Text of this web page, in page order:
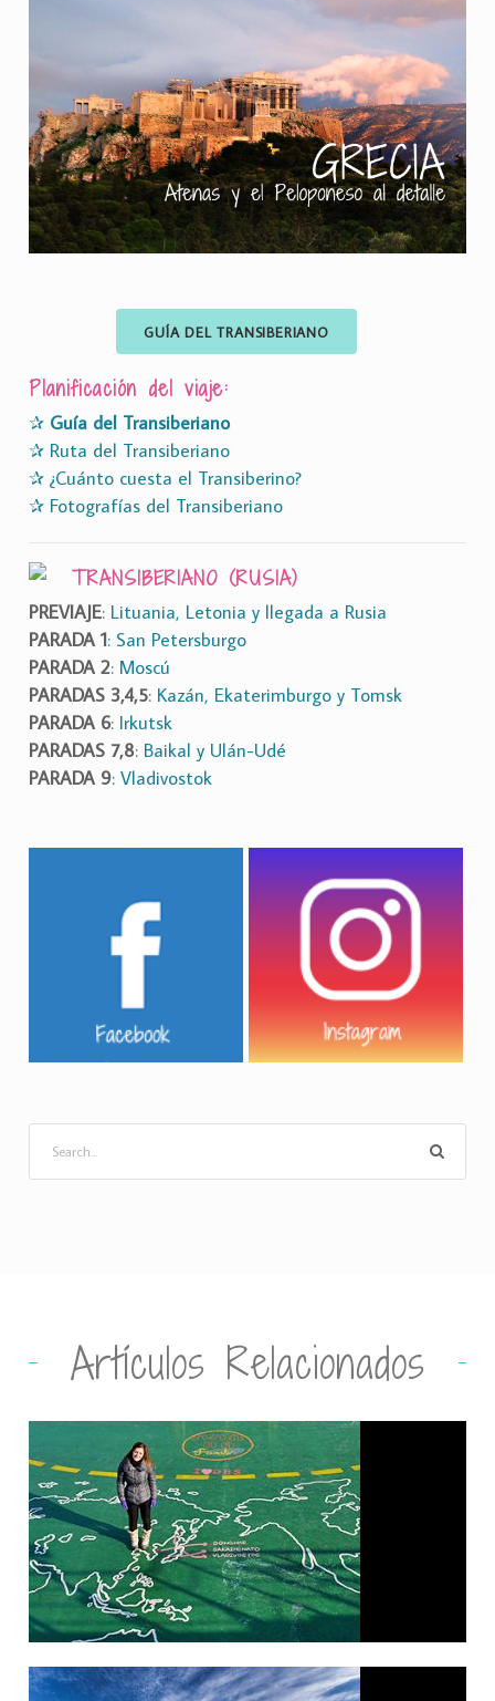
GUÍA DEL TRANSIBERIANO
Planificación del viaje:
✰ Guía del Transiberiano
✰ Ruta del Transiberiano
✰ ¿Cuánto cuesta el Transiberino?
✰ Fotografías del Transiberiano
TRANSIBERIANO (RUSIA)
PREVIAJE: Lituania, Letonia y llegada a Rusia
PARADA 1: San Petersburgo
PARADA 2: Moscú
PARADAS 3,4,5: Kazán, Ekaterimburgo y Tomsk
PARADA 6: Irkutsk
PARADAS 7,8: Baikal y Ulán-Udé
PARADA 9: Vladivostok
Artículos Relacionados